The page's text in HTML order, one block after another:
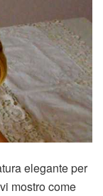
elegante per
mostro come